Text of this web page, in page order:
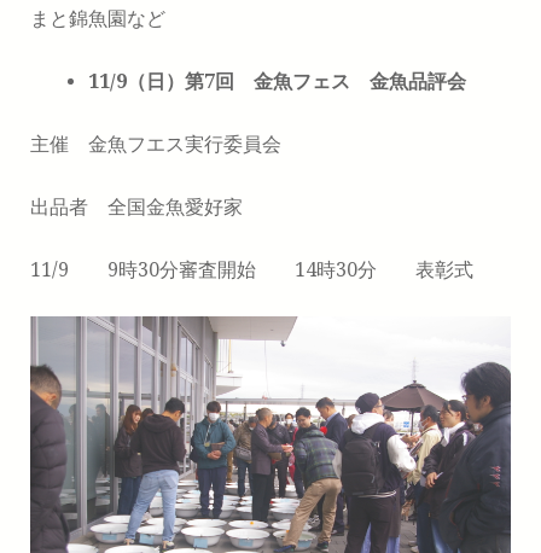
まと錦魚園など
11/9（日）第7回 金魚フェス 金魚品評会
主催 金魚フエス実行委員会
出品者 全国金魚愛好家
11/9 9時30分審査開始 14時30分 表彰式